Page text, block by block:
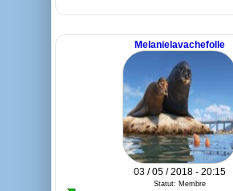
Melanielavachefolle
03 / 05 / 2018 - 20:15
Statut: Membre